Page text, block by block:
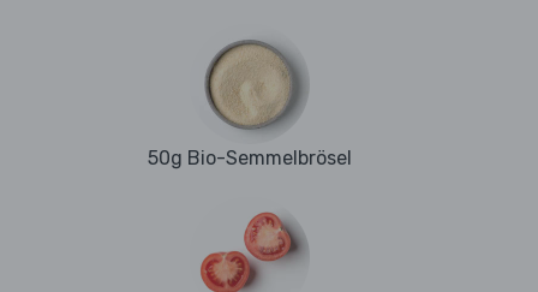
50g Bio-Semmelbrösel